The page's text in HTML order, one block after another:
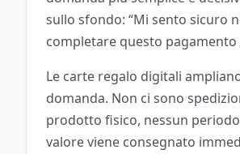
sullo sfondo: “Mi sento sicuro
completare questo pagamento
Le carte regalo digitali
domanda. Non ci sono
prodotto fisico, nessun
valore viene consegnato